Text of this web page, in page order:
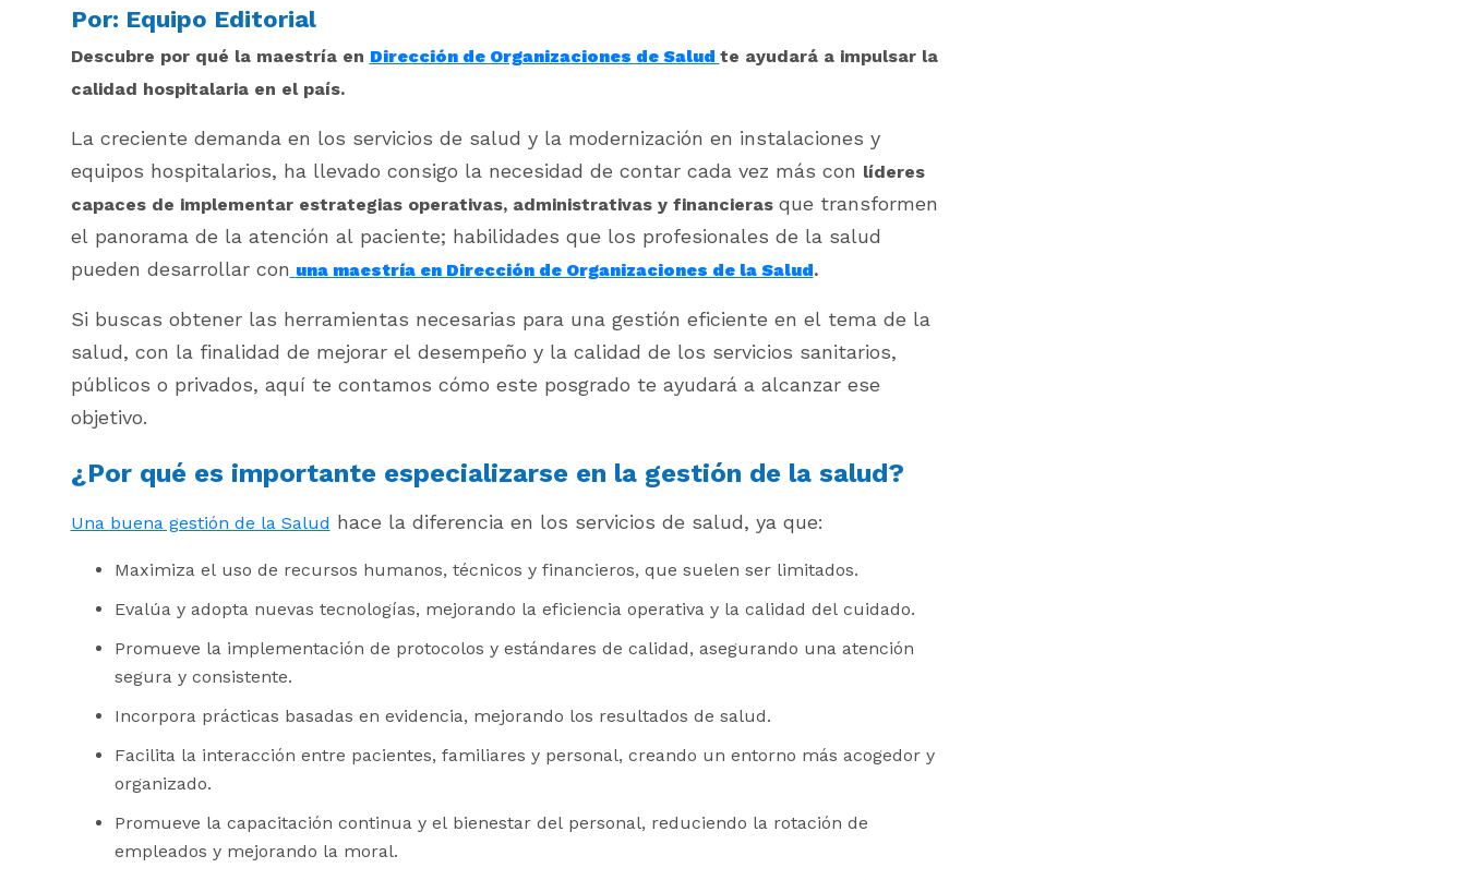
Por: Equipo Editorial
Descubre por qué la maestría en Dirección de Organizaciones de Salud te ayudará a impulsar la
calidad hospitalaria en el país.
La creciente demanda en los servicios de salud y la modernización en instalaciones y
equipos hospitalarios, ha llevado consigo la necesidad de contar cada vez más con líderes
capaces de implementar estrategias operativas, administrativas y financieras que transformen
el panorama de la atención al paciente; habilidades que los profesionales de la salud
pueden desarrollar con una maestría en Dirección de Organizaciones de la Salud.
Si buscas obtener las herramientas necesarias para una gestión eficiente en el tema de la
salud, con la finalidad de mejorar el desempeño y la calidad de los servicios sanitarios,
públicos o privados, aquí te contamos cómo este posgrado te ayudará a alcanzar ese
objetivo.
¿Por qué es importante especializarse en la gestión de la salud?
Una buena gestión de la Salud hace la diferencia en los servicios de salud, ya que:
Maximiza el uso de recursos humanos, técnicos y financieros, que suelen ser limitados.
Evalúa y adopta nuevas tecnologías, mejorando la eficiencia operativa y la calidad del cuidado.
Promueve la implementación de protocolos y estándares de calidad, asegurando una atención
segura y consistente.
Incorpora prácticas basadas en evidencia, mejorando los resultados de salud.
Facilita la interacción entre pacientes, familiares y personal, creando un entorno más acogedor y
organizado.
Promueve la capacitación continua y el bienestar del personal, reduciendo la rotación de
empleados y mejorando la moral.